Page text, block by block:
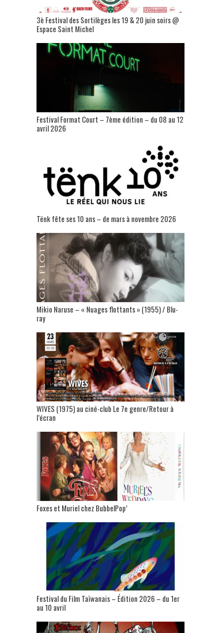
3è Festival des Sortilèges les 19 & 20 juin soirs @
Espace Saint Michel
Festival Format Court – 7ème édition – du 08 au 12
avril 2026
Tënk fête ses 10 ans – de mars à novembre 2026
Mikio Naruse – « Nuages flottants » (1955) / Blu-
ray
WIVES (1975) au ciné-club Le 7e genre/Retour à
l’écran
Foxes et Muriel chez BubbelPop’
Festival du Film Taïwanais – Édition 2026 – du 1er
au 10 avril